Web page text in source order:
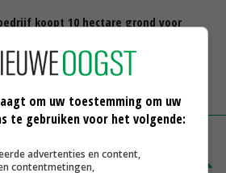
koopt 10 hectare grond voor
om uw toestemming om uw
te gebruiken voor het volgende:
advertenties en content,
contentmetingen,